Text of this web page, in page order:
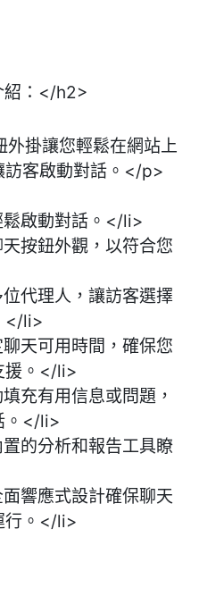
紹：</h2>
掛讓您輕鬆在網站上
訪客啟動對話。</p>
啟動對話。</li>
按鈕外觀，以符合您
代理人，讓訪客選擇
</li>
天可用時間，確保您
援。</li>
充有用信息或問題，
。</li>
的分析和報告工具瞭
響應式設計確保聊天
行。</li>